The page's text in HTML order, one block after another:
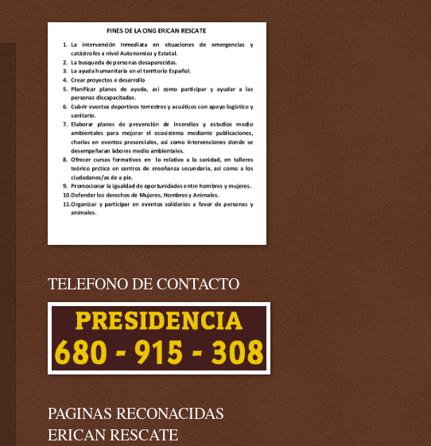
TELEFONO DE CONTACTO
PAGINAS RECONACIDAS
ERICAN RESCATE